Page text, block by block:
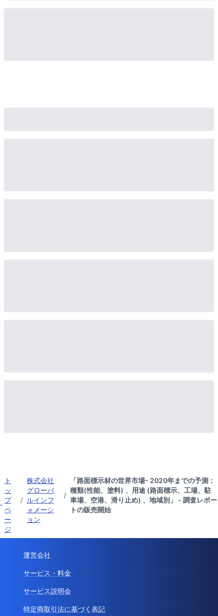
ト
ッ
プ
ペ
ー
ジ
/
株式会社
グローバ
ルインフ
ォメーシ
ョン
/
「路面標示材の世界市場- 2020年までの予測：
種類(性能、塗料) 、用途 (路面標示、工場、駐
車場、空港、滑り止め) 、地域別」 - 調査レポー
トの販売開始
運営会社
サービス・料金
サービス説明会
特定商取引法に基づく表記